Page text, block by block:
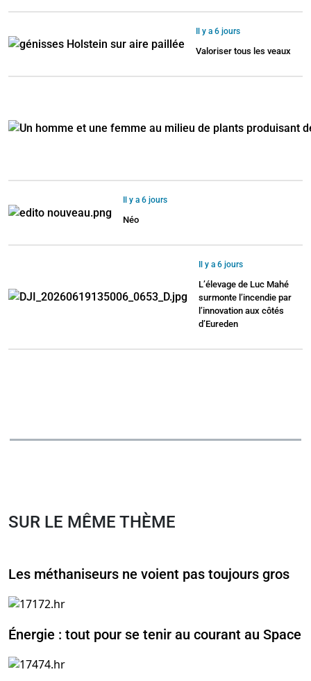
Il y a 6 jours
Valoriser tous les veaux
Il y a 6 jours
Néo
Il y a 6 jours
L’élevage de Luc Mahé
surmonte l’incendie par
l’innovation aux côtés
d’Eureden
SUR LE MÊME THÈME
Les méthaniseurs ne voient pas toujours gros
Énergie : tout pour se tenir au courant au Space